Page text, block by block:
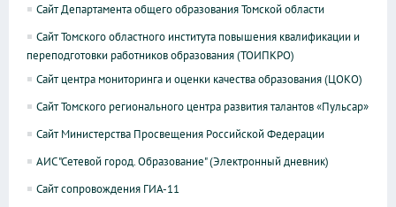
Сайт Департамента общего образования Томской области
Сайт Томского областного института повышения квалификации и
переподготовки работников образования (ТОИПКРО)
Сайт центра мониторинга и оценки качества образования (ЦОКО)
Сайт Томского регионального центра развития талантов «Пульсар»
Сайт Министерства Просвещения Российской Федерации
АИС "Сетевой город. Образование" (Электронный дневник)
Сайт сопровождения ГИА-11